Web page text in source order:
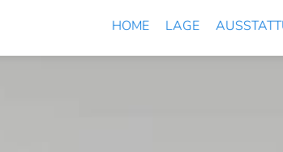
HOME LAGE